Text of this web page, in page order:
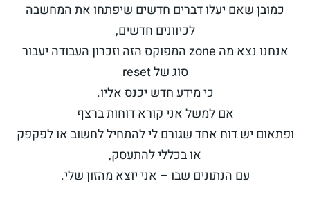
כמובן שאם יעלו דברים חדשים שיפתחו את המחשבה
לכיוונים חדשים,
אנחנו נצא מה zone המפוקס הזה וזכרון העבודה יעבור
סוג של reset
כי מידע חדש יכנס אליו.
אם למשל אני קורא דוחות ברצף
ופתאום יש דוח אחד שגורם לי להתחיל לחשוב או לפקפק
או בכללי להתעסק,
עם הנתונים שבו – אני יוצא מהזון שלי.